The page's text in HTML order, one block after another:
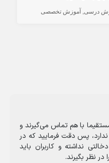
درسی آموزش تخصصی
با هم تماس می‌گیرند و
پس دقت فرمایید که در
نداشته و کاربران باید
نظر بگیرند.